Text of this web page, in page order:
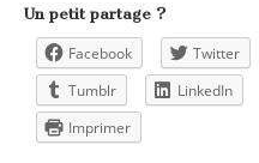
Un petit partage ?
Facebook Twitter
Tumblr
LinkedIn
Imprimer